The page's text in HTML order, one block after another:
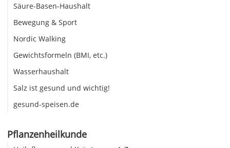
Säure-Basen-Haushalt
Bewegung & Sport
Nordic Walking
Gewichtsformeln (BMI, etc.)
Wasserhaushalt
Salz ist gesund und wichtig!
gesund-speisen.de
Pflanzenheilkunde